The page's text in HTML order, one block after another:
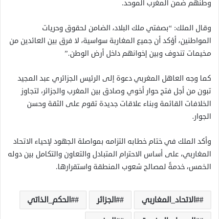
وطنهم ضمن المغرب الموحد.
وقال الملك: “بصفتي ملك البلاد، الضامن لحقوق وحريات
المواطنين، أؤكد أن جميع المغاربة سواسية، لا فرق بين العائدين من
مخيمات تندوف وبين إخوانهم داخل أرض الوطن.”
كما وجه العاهل المغربي دعوة إلى الرئيس الجزائري عبد المجيد
تبون من أجل فتح حوار أخوي وصادق بين المغرب والجزائر، لتجاوز
الخلافات القائمة وبناء علاقات جديدة تقوم على الثقة وحسن
الجوار.
وأكد الملك في ختام خطابه التزامه بمواصلة الجهود لإحياء الاتحاد
المغاربي، على أساس الاحترام المتبادل والتعاون والتكامل بين دوله
الخمس، خدمةً لمصالح شعوب المنطقة واستقرارها.
#الاتحاد_المغاربي #الجزائر
#الحكم_الذاتي